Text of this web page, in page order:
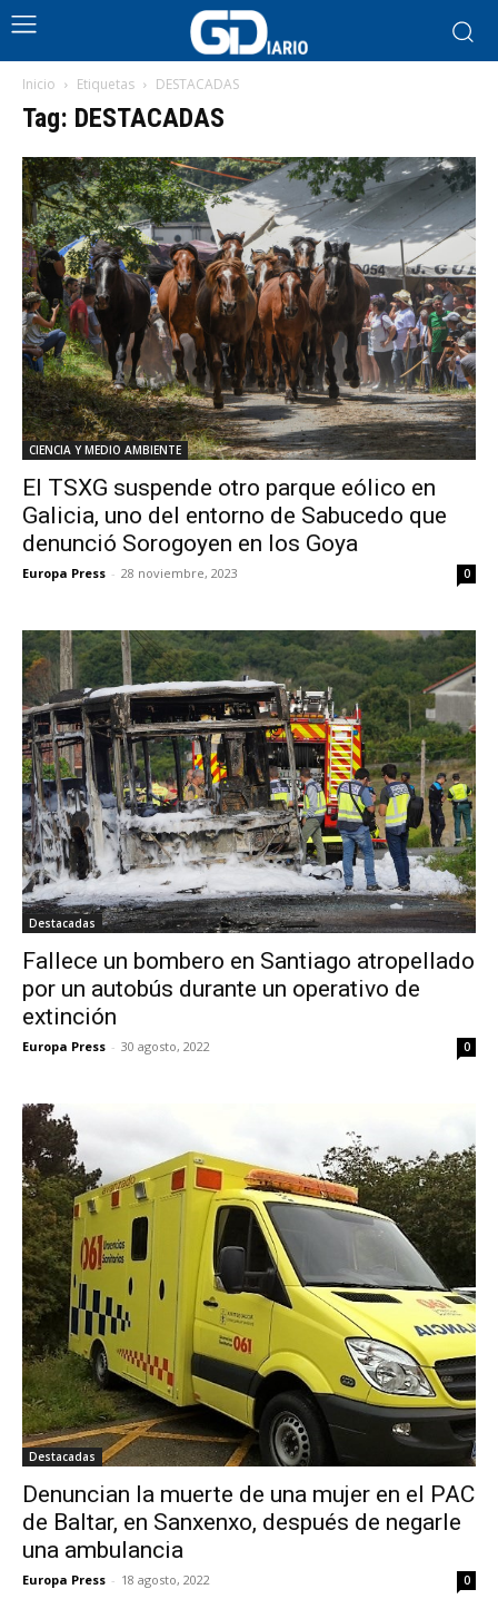
Inicio Etiquetas DESTACADAS
Tag: DESTACADAS
CIENCIA Y MEDIO AMBIENTE
El TSXG suspende otro parque eólico en
Galicia, uno del entorno de Sabucedo que
denunció Sorogoyen en los Goya
Europa Press - 28 noviembre, 2023 0
Destacadas
Fallece un bombero en Santiago atropellado
por un autobús durante un operativo de
extinción
Europa Press - 30 agosto, 2022 0
Destacadas
Denuncian la muerte de una mujer en el PAC
de Baltar, en Sanxenxo, después de negarle
una ambulancia
Europa Press - 18 agosto, 2022 0